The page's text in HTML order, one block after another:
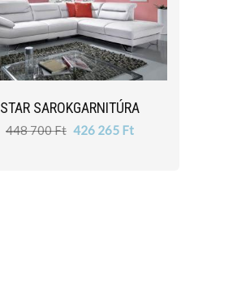
STAR SAROKGARNITÚRA
448 700 Ft 426 265 Ft